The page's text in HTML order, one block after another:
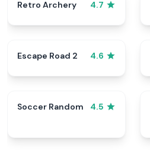
Retro Archery 4.7
Escape Road 2 4.6
Soccer Random 4.5